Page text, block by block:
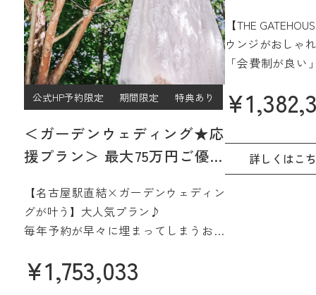
公式HP予約限定 期間限定 特典あり
＜ガーデンウェディング★応
援プラン＞ 最大75万円ご優待
【名古屋駅直結×ガーデンウェディン
グが叶う】大人気プラン♪
毎年予約が早々に埋まってしまうお得
名駅直結&緑あふれる貸切会場。名古
屋城も一望できる眺望も人気です♪高
¥1,753,033
【THE
ウンジがおしゃ
「会費制が良
過ごしたい」
そんなご希望
15階、名古屋を
間で実現☆
さらに魅力的に
¥
詳しくはこ